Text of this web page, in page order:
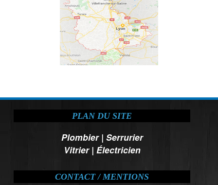
PLAN DU SITE
Plombier| Serrurier
Vitrier| Électricien
CONTACT / MENTIONS